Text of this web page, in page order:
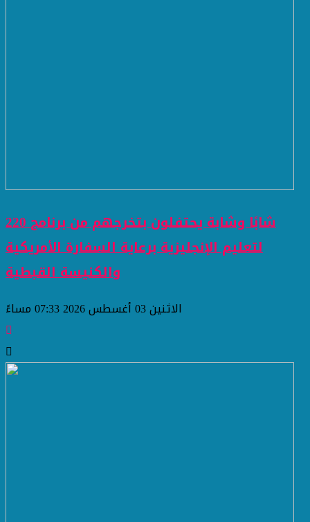
220 شابًا وشابة يحتفلون بتخرجهم من برنامج
لتعليم الإنجليزية برعاية السفارة الأمريكية
والكنيسة القبطية
الاثنين 03 أغسطس 2026 07:33 مساءً